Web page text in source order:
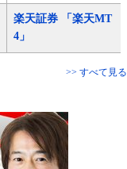
楽天証券 「楽天MT
4」
>> すべて見る